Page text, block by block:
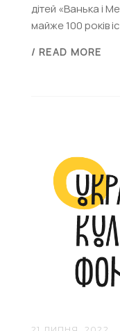
дітей «Ванька і
майже 100 років
/ READ MORE